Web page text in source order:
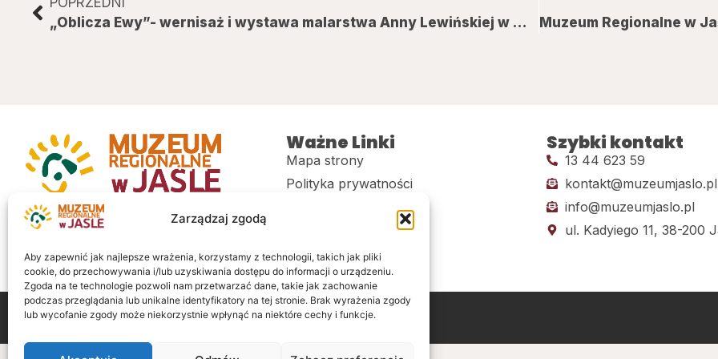
Zarządzaj zgodą
Aby zapewnić jak najlepsze wrażenia, korzystamy z technologii, takich jak pliki
cookie, do przechowywania i/lub uzyskiwania dostępu do informacji o urządzeniu.
Zgoda na te technologie pozwoli nam przetwarzać dane, takie jak zachowanie
podczas przeglądania lub unikalne identyfikatory na tej stronie. Brak wyrażenia zgody
lub wycofanie zgody może niekorzystnie wpłynąć na niektóre cechy i funkcje.
„Oblicza Ewy”- wernisaż i wystawa malarstwa Anny Lewińskiej w Muzeum Regionalnym w Jaśle
Muzeum regionalne w Jaśle im. dr.
Stanisława Kadyiego
Ważne Linki
Mapa strony
Polityka prywatności
Deklaracja dostępności
Sklep
Szybki kontakt
13 44 623 59
kontakt@muzeumjaslo.pl
info@muzeumjaslo.pl
ul. Kadyiego 11, 38-200
Wszelkie prawa zastrzeżoneRealizacja: LiderOnline